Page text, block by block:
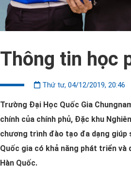
Thông tin học
Thứ tư, 04/12/2019, 20:46
Trường Đại Học Quốc Gia
chính của chính phủ, Đặc khu
chương trình đào tạo đa dạng giúp
Quốc gia có khả năng phát triển
Hàn Quốc.